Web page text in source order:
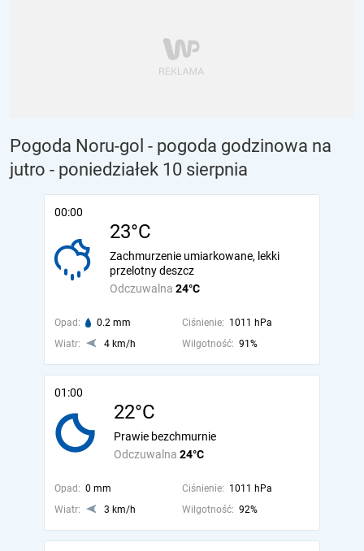
Pogoda Noru-gol - pogoda godzinowa na
jutro - poniedziałek 10 sierpnia
00:00
23°C
Odczuwalna 24°C
Zachmurzenie umiarkowane, lekki
przelotny deszcz
Opad: 0.2 mm Ciśnienie: 1011 hPa
Wiatr:
4 km/h Wilgotność: 91%
01:00
22°C
Odczuwalna 24°C
Prawie bezchmurnie
Opad: 0 mm Ciśnienie: 1011 hPa
Wiatr:
3 km/h Wilgotność: 92%